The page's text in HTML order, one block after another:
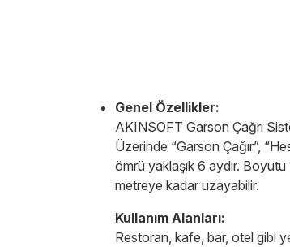
Genel Özellikler:
AKINSOFT Garson Çağrı
Üzerinde “Garson Çağır”,
ömrü yaklaşık 6 aydır.
metreye kadar uzayabilir.
Kullanım Alanları:
Restoran, kafe, bar, otel gibi